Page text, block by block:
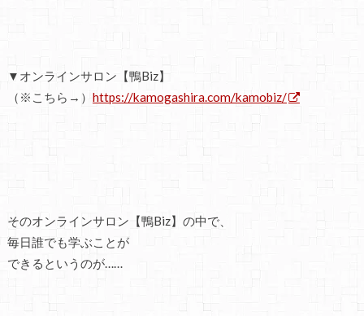
▼オンラインサロン【鴨Biz】
（※こちら→） https://kamogashira.com/kamobiz/
そのオンラインサロン【鴨Biz】の中で、
毎日誰でも学ぶことが
できるというのが……